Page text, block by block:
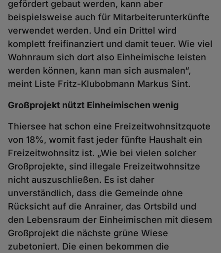
gefördert gebaut werden, kann aber
beispielsweise auch für Mitarbeiterunterkünfte
verwendet werden. Und ein Drittel wird
komplett freifinanziert und damit teuer. Wie viel
Wohnraum sich dort also Einheimische leisten
werden können, kann man sich ausmalen“,
meint Liste Fritz-Klubobmann Markus Sint.
Großprojekt nützt Einheimischen wenig
Thiersee hat schon eine Freizeitwohnsitzquote
von 18%, womit fast jeder fünfte Haushalt ein
Freizeitwohnsitz ist. „Wie bei vielen solcher
Großprojekte, sind illegale Freizeitwohnsitze
nicht auszuschließen. Es ist daher
unverständlich, dass die Gemeinde ohne
Rücksicht auf die Anrainer, das Ortsbild und
den Lebensraum der Einheimischen mit diesem
Großprojekt die nächste grüne Wiese
zubetoniert. Die einen bekommen die